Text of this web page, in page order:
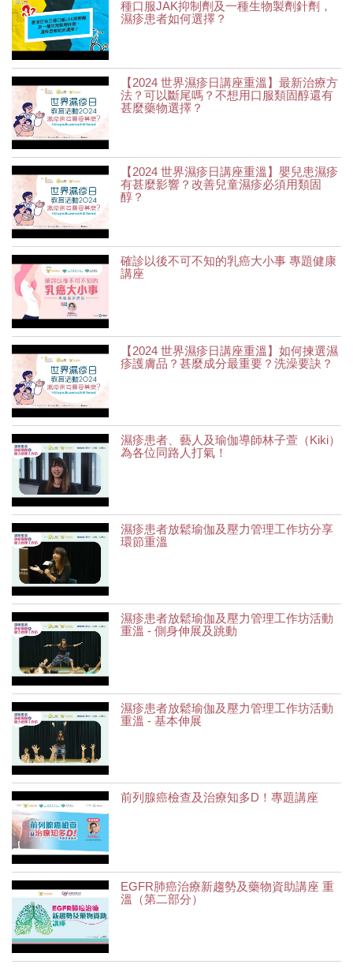
種口服JAK抑制劑及一種生物製劑針劑，
濕疹患者如何選擇？
【2024 世界濕疹日講座重溫】最新治療方
法？可以斷尾嗎？不想用口服類固醇還有
甚麼藥物選擇？
【2024 世界濕疹日講座重溫】嬰兒患濕疹
有甚麼影響？改善兒童濕疹必須用類固
醇？
確診以後不可不知的乳癌大小事 專題健康
講座
【2024 世界濕疹日講座重溫】如何揀選濕
疹護膚品？甚麼成分最重要？洗澡要訣？
濕疹患者、藝人及瑜伽導師林子萱（Kiki）
為各位同路人打氣！
濕疹患者放鬆瑜伽及壓力管理工作坊分享
環節重溫
濕疹患者放鬆瑜伽及壓力管理工作坊活動
重溫 - 側身伸展及跳動
濕疹患者放鬆瑜伽及壓力管理工作坊活動
重溫 - 基本伸展
前列腺癌檢查及治療知多D！專題講座
EGFR肺癌治療新趨勢及藥物資助講座 重
溫（第二部分）